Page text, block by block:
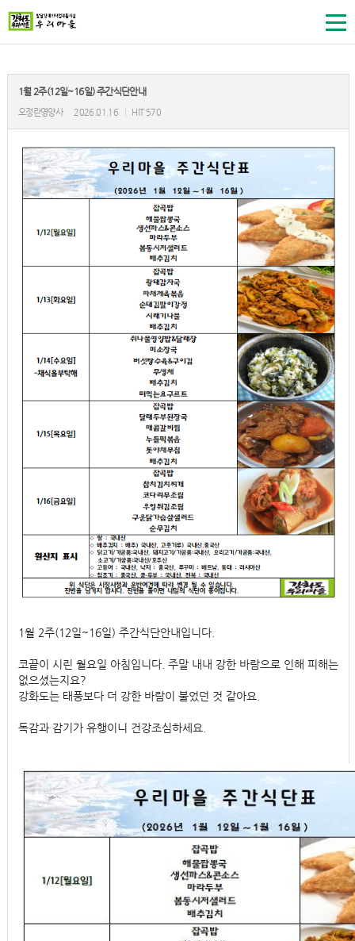
1월 2주(12일~16일) 주간식단안내
오정란영양사 2026.01.16 HIT 570
1월 2주(12일~16일) 주간식단안내입니다.
코끝이 시린 월요일 아침입니다. 주말 내내 강한 바람으로 인해 피해는
없으셨는지요?
강화도는 태풍보다 더 강한 바람이 불었던 것 같아요.
독감과 감기가 유행이니 건강조심하세요.